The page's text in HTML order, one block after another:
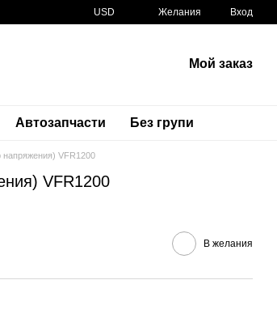
USD Желания Вход
Мой заказ
Автозапчасти Без групи
напряжения) VFR1200
VFR1200
В желания